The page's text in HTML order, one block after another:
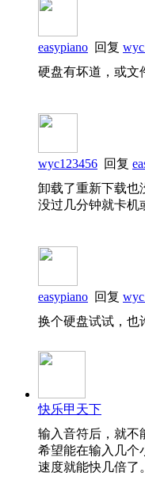
easypiano 回复
硬盘有坏道，或文
wyc123456 回复
卸载了重新下载也
没过几分钟就卡机
easypiano 回复
换个硬盘试试，也
快乐甲天下
输入音符后，就不
希望能在输入几个
速度就能快几倍了。